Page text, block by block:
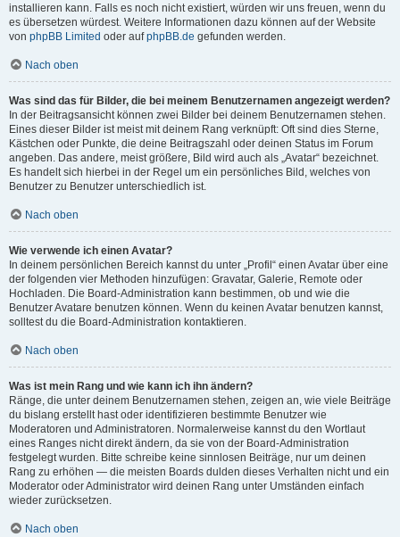
installieren kann. Falls es noch nicht existiert, würden wir uns freuen, wenn du
es übersetzen würdest. Weitere Informationen dazu können auf der Website
von phpBB Limited oder aufphpBB.de gefunden werden.
Nach oben
Was sind das für Bilder, die bei meinem Benutzernamen angezeigt werden?
In der Beitragsansicht können zwei Bilder bei deinem Benutzernamen stehen.
Eines dieser Bilder ist meist mit deinem Rang verknüpft: Oft sind dies Sterne,
Kästchen oder Punkte, die deine Beitragszahl oder deinen Status im Forum
angeben. Das andere, meist größere, Bild wird auch als „Avatar“ bezeichnet.
Es handelt sich hierbei in der Regel um ein persönliches Bild, welches von
Benutzer zu Benutzer unterschiedlich ist.
Nach oben
Wie verwende ich einen Avatar?
In deinem persönlichen Bereich kannst du unter „Profil“ einen Avatar über eine
der folgenden vier Methoden hinzufügen: Gravatar, Galerie, Remote oder
Hochladen. Die Board-Administration kann bestimmen, ob und wie die
Benutzer Avatare benutzen können. Wenn du keinen Avatar benutzen kannst,
solltest du die Board-Administration kontaktieren.
Nach oben
Was ist mein Rang und wie kann ich ihn ändern?
Ränge, die unter deinem Benutzernamen stehen, zeigen an, wie viele Beiträge
du bislang erstellt hast oder identifizieren bestimmte Benutzer wie
Moderatoren und Administratoren. Normalerweise kannst du den Wortlaut
eines Ranges nicht direkt ändern, da sie von der Board-Administration
festgelegt wurden. Bitte schreibe keine sinnlosen Beiträge, nur um deinen
Rang zu erhöhen — die meisten Boards dulden dieses Verhalten nicht und ein
Moderator oder Administrator wird deinen Rang unter Umständen einfach
wieder zurücksetzen.
Nach oben